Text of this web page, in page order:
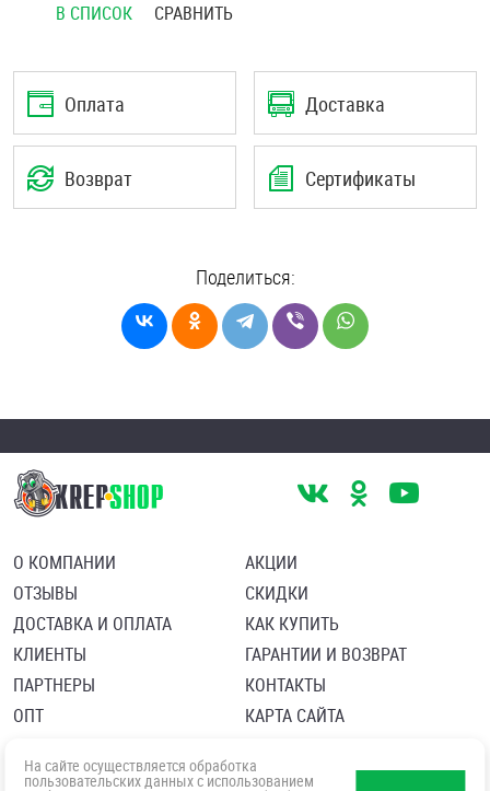
В СПИСОК СРАВНИТЬ
Оплата Доставка
Возврат Сертификаты
Поделиться:
О КОМПАНИИ
ОТЗЫВЫ
ДОСТАВКА И ОПЛАТА
КЛИЕНТЫ
ПАРТНЕРЫ
ОПТ
АКЦИИ
СКИДКИ
КАК КУПИТЬ
ГАРАНТИИ И ВОЗВРАТ
КОНТАКТЫ
КАРТА САЙТА
Политика в отношении обработки персональных данных
Согласие посетителя сайта на обработку персональных данны
На сайте осуществляется обработка
пользовательских данных с использованием